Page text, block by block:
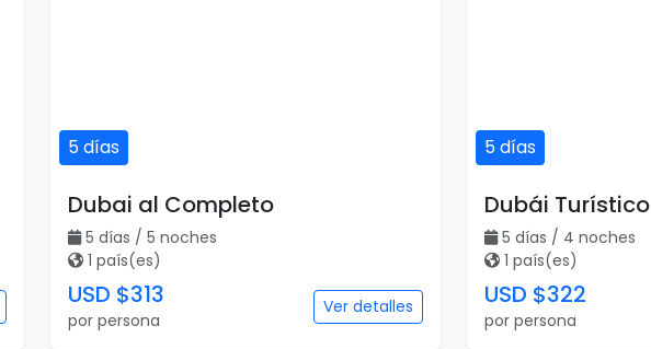
5 días
Dubai al Completo
5 días / 5 noches
1 país(es)
USD $313
por persona
Ver detalles
5 días
Dubái Turístico
5 días / 4 noches
1 país(es)
USD $322
por persona